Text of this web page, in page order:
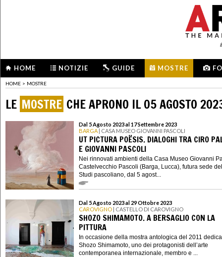
HOME NOTIZIE GUIDE MOSTRE
HOME > MOSTRE
LE MOSTRE CHE APRONO IL 05 AGOSTO
Dal 5 Agosto 2023 al 17 Settembre 2023
BARGA | CASA MUSEO GIOVANNI PASCOLI
UT PICTURA POËSIS. DIALOGHI TRA CIRO
E GIOVANNI PASCOLI
Nei rinnovati ambienti della Casa Museo Giovanni
Castelvecchio Pascoli (Barga, Lucca), futura sede
Studi pascoliano, dal 5 agost...
Dal 5 Agosto 2023 al 29 Ottobre 2023
CAROVIGNO | CASTELLO DI CAROVIGNO
SHOZO SHIMAMOTO. A BERSAGLIO CON LA
PITTURA
In occasione della mostra antologica del 2011
Shozo Shimamoto, uno dei protagonisti dell’arte
contemporanea internazionale, membro e ...